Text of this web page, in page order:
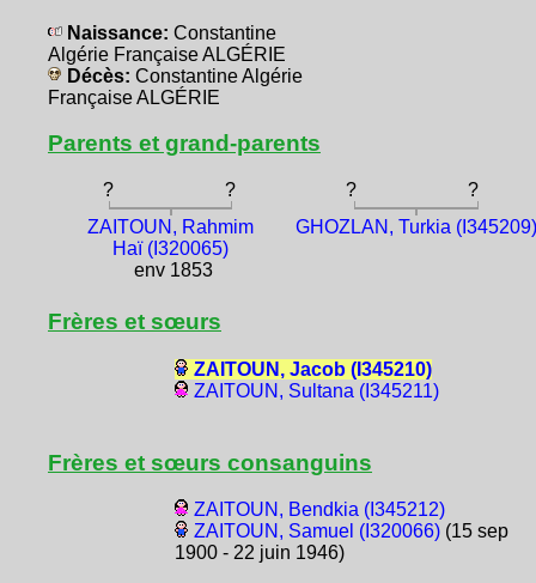
Naissance: Constantine
Algérie Française ALGÉRIE
Décès: Constantine Algérie
Française ALGÉRIE
Parents et grand-parents
? ? ?
?
ZAITOUN, Rahmim
Haï (I320065)
env 1853
GHOZLAN, Turkia (I345209)
Frères et sœurs
ZAITOUN, Jacob (I345210)
ZAITOUN, Sultana (I345211)
Frères et sœurs consanguins
ZAITOUN, Bendkia (I345212)
ZAITOUN, Samuel (I320066)(15 sep
1900 - 22 juin 1946)